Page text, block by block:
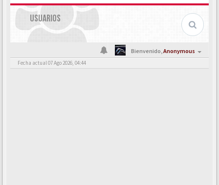
USUARIOS
Bienvenido,Anonymous
Fecha actual 07 Ago 2026, 04:44